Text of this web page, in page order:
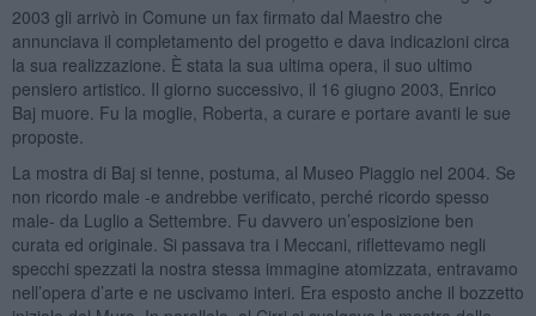
2003 gli arrivò in Comune un fax firmato dal Maestro che
annunciava il completamento del progetto e dava indicazioni circa
la sua realizzazione. È stata la sua ultima opera, il suo ultimo
pensiero artistico. Il giorno successivo, il 16 giugno 2003, Enrico
Baj muore. Fu la moglie, Roberta, a curare e portare avanti le sue
proposte.
La mostra di Baj si tenne, postuma, al Museo Piaggio nel 2004. Se
non ricordo male -e andrebbe verificato, perché ricordo spesso
male- da Luglio a Settembre. Fu davvero un’esposizione ben
curata ed originale. Si passava tra i Meccani, riflettevamo negli
specchi spezzati la nostra stessa immagine atomizzata, entravamo
nell’opera d’arte e ne uscivamo interi. Era esposto anche il bozzetto